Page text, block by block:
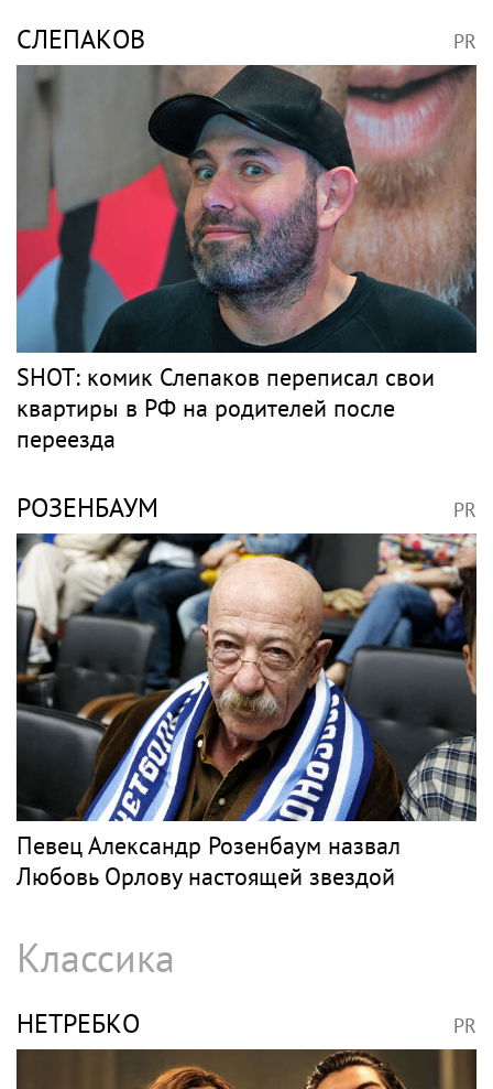
СЛЕПАКОВ PR
SHOT: комик Слепаков переписал свои
квартиры в РФ на родителей после
переезда
РОЗЕНБАУМ PR
Певец Александр Розенбаум назвал
Любовь Орлову настоящей звездой
Классика
НЕТРЕБКО PR